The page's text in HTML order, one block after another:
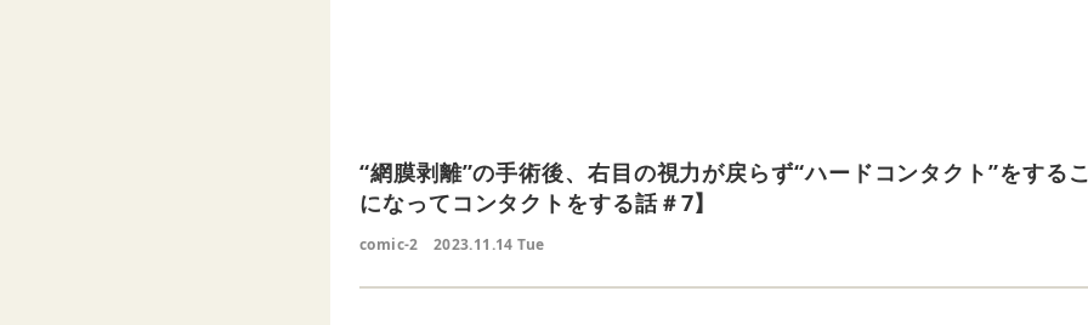
“網膜剥離”の手術後、右目の視力が戻らず“ハードコンタクト”をする
になってコンタクトをする話＃7】
comic-2 2023.11.14 Tue